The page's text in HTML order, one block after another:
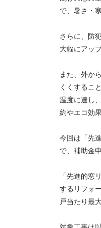
で、暑さ・
さらに、防
大幅にアッ
また、外か
くくするこ
温度に達し
約やエコ効
今回は「先
で、補助金
「先進的窓
するリフォ
戸当たり最